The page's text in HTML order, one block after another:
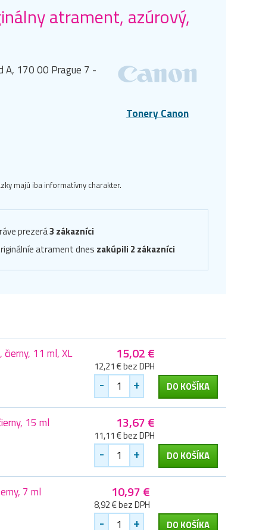
atrament, azúrový,
Tonery Canon
A, 170 00 Prague 7 -
majú iba informatívny charakter.
prezerá3 zákazníci
atrament dnes zakúpili 2 zákazníci
11 ml, XL 15,02 €
12,21 € bez DPH
- + DO KOŠÍKA
15 ml 13,67 €
11,11 € bez DPH
- + DO KOŠÍKA
7 ml 10,97 €
8,92 € bez DPH
- + DO KOŠÍKA